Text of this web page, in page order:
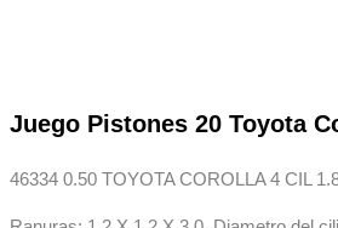
Juego Pistones 20 Toyota
46334 0.50 TOYOTA COROLLA 4 CIL